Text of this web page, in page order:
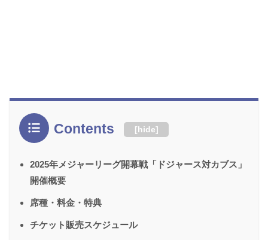
Contents [hide]
2025年メジャーリーグ開幕戦「ドジャース対カブス」
開催概要
席種・料金・特典
チケット販売スケジュール